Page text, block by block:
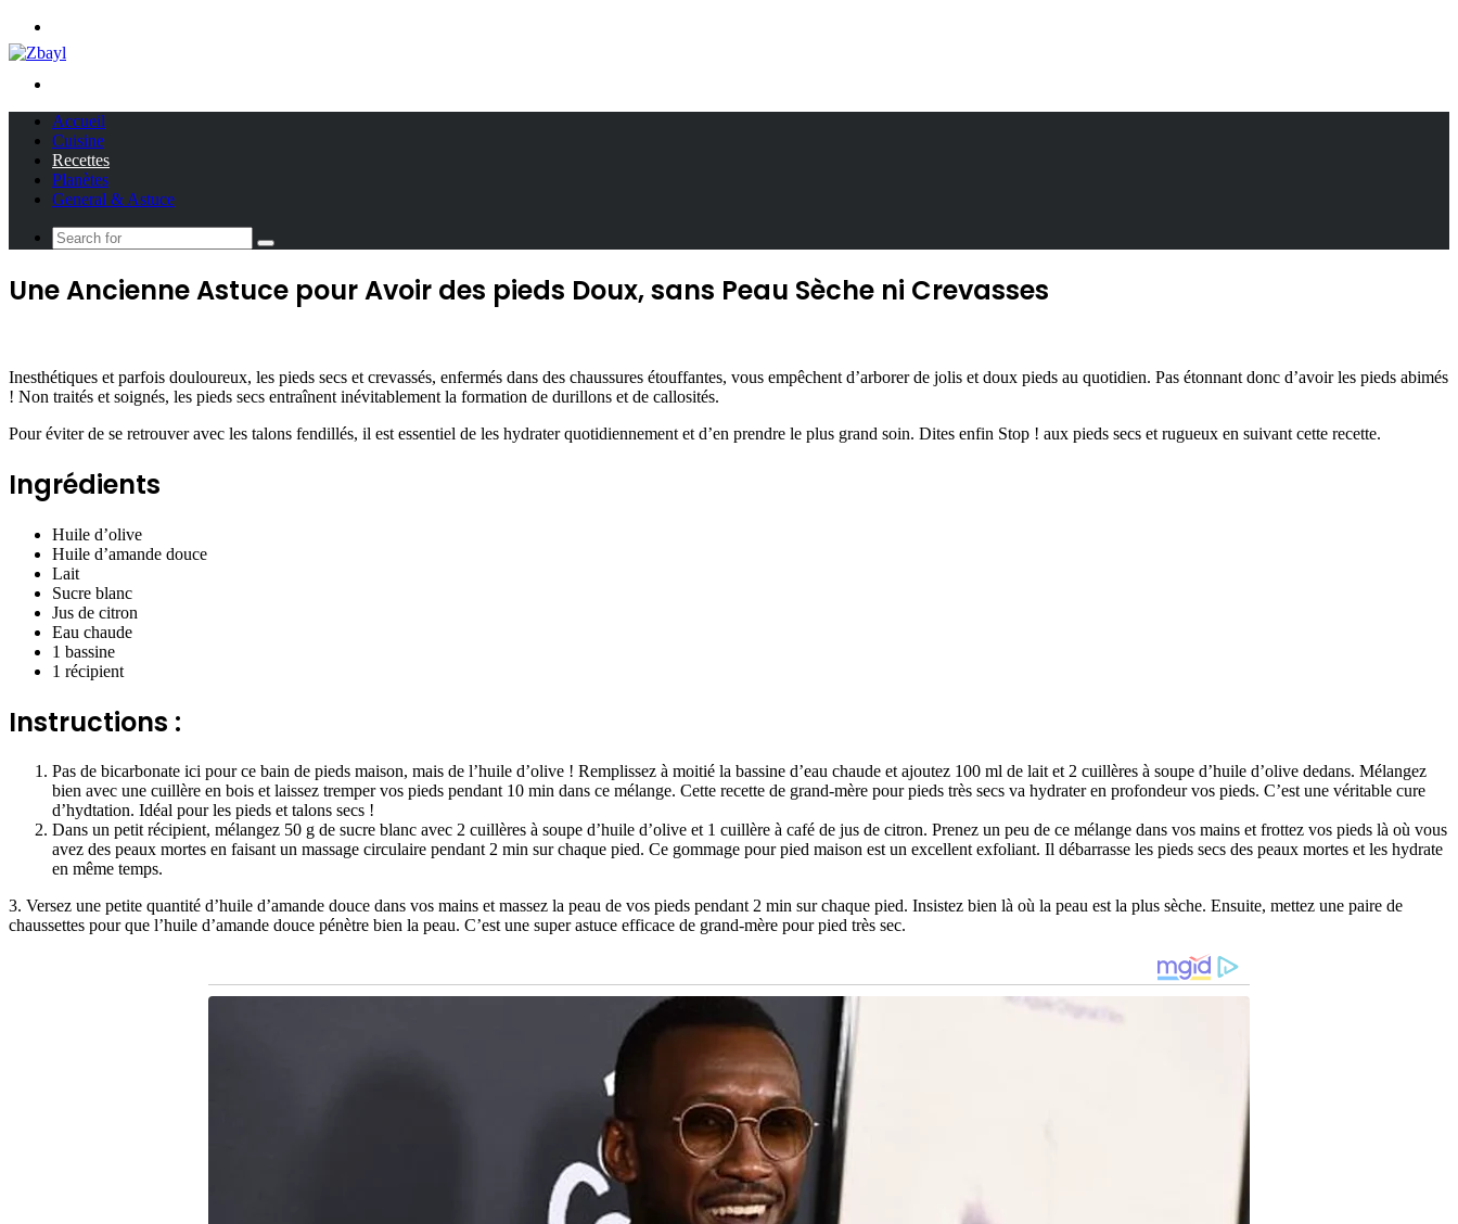
Accueil
Cuisine
Recettes
Planètes
General & Astuce
Search
Une Ancienne Astuce pour Avoir des pieds Doux, sans Peau Sèche ni Crevasses
Inesthétiques et parfois douloureux, les pieds secs et crevassés, enfermés dans des chaussures étouffantes, vous empêchent d’arborer de jolis et doux pieds au quotidien. Pas étonnant donc d’avoir les pieds abimés
! Non traités et soignés, les pieds secs entraînent inévitablement la formation de durillons et de callosités.
Pour éviter de se retrouver avec les talons fendillés, il est essentiel de les hydrater quotidiennement et d’en prendre le plus grand soin. Dites enfin Stop ! aux pieds secs et rugueux en suivant cette recette.
Ingrédients
Huile d’olive
Huile d’amande douce
Lait
Sucre blanc
Jus de citron
Eau chaude
1 bassine
1 récipient
Instructions :
Pas de bicarbonate ici pour ce bain de pieds maison, mais de l’huile d’olive ! Remplissez à moitié la bassine d’eau chaude et ajoutez 100 ml de lait et 2 cuillères à soupe d’huile d’olive dedans. Mélangez
bien avec une cuillère en bois et laissez tremper vos pieds pendant 10 min dans ce mélange. Cette recette de grand-mère pour pieds très secs va hydrater en profondeur vos pieds. C’est une véritable cure
d’hydtation. Idéal pour les pieds et talons secs !
Dans un petit récipient, mélangez 50 g de sucre blanc avec 2 cuillères à soupe d’huile d’olive et 1 cuillère à café de jus de citron. Prenez un peu de ce mélange dans vos mains et frottez vos pieds là où vous
avez des peaux mortes en faisant un massage circulaire pendant 2 min sur chaque pied. Ce gommage pour pied maison est un excellent exfoliant. Il débarrasse les pieds secs des peaux mortes et les hydrate
en même temps.
3. Versez une petite quantité d’huile d’amande douce dans vos mains et massez la peau de vos pieds pendant 2 min sur chaque pied. Insistez bien là où la peau est la plus sèche. Ensuite, mettez une paire de
chaussettes pour que l’huile d’amande douce pénètre bien la peau. C’est une super astuce efficace de grand-mère pour pied très sec.